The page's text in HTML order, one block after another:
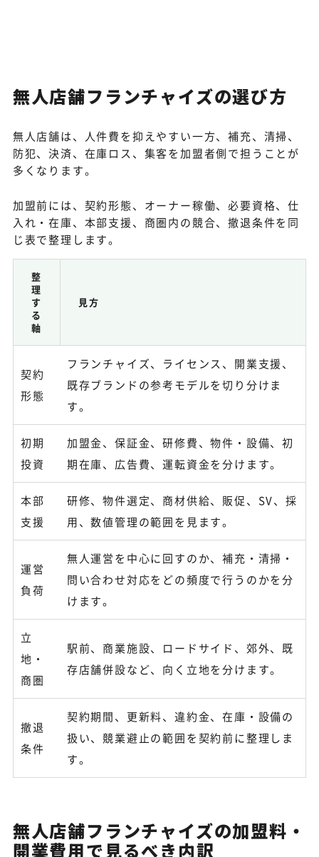
無人店舗フランチャイズの選び方
無人店舗は、人件費を抑えやすい一方、補充、清掃、
防犯、決済、在庫ロス、集客を加盟者側で担うことが
多くなります。
加盟前には、契約形態、オーナー稼働、必要資格、仕
入れ・在庫、本部支援、商圏内の競合、撤退条件を同
じ表で整理します。
整
理
す
る
軸
見方
契約
形態
フランチャイズ、ライセンス、開業支援、
既存ブランドの参考モデルを切り分けま
す。
初期
投資
加盟金、保証金、研修費、物件・設備、初
期在庫、広告費、運転資金を分けます。
本部
支援
研修、物件選定、商材供給、販促、SV、採
用、数値管理の範囲を見ます。
運営
負荷
無人運営を中心に回すのか、補充・清掃・
問い合わせ対応をどの頻度で行うのかを分
けます。
立
地・
商圏
駅前、商業施設、ロードサイド、郊外、既
存店舗併設など、向く立地を分けます。
撤退
条件
契約期間、更新料、違約金、在庫・設備の
扱い、競業避止の範囲を契約前に整理しま
す。
無人店舗フランチャイズの加盟料・
開業費用で見るべき内訳